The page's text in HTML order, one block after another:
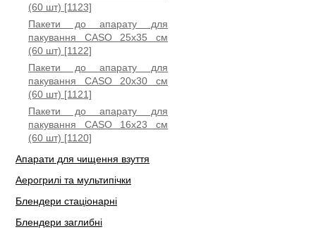
(60 шт) [1123]
Пакети до апарату для
пакування CASO 25x35 см
(60 шт) [1122]
Пакети до апарату для
пакування CASO 20x30 см
(60 шт) [1121]
Пакети до апарату для
пакування CASO 16x23 см
(60 шт) [1120]
Апарати для чищення взуття
Аерогрилі та мультипічки
Блендери стаціонарні
Блендери заглибні